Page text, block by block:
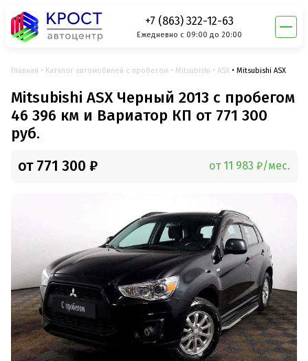
+7 (863) 322-12-63
Ежедневно с 09:00 до 20:00
Главная Каталог автомобилей с пробегом Mitsubishi ASX Mitsubishi ASX
Mitsubishi ASX Черный 2013 с пробегом
46 396 км и Вариатор КП от 771 300
руб.
от 771 300 ₽ от 11 983 ₽/мес.